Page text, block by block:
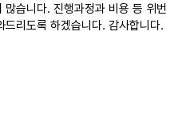
습니다. 진행과정과 비용 등 위번
리도록 하겠습니다. 감사합니다.